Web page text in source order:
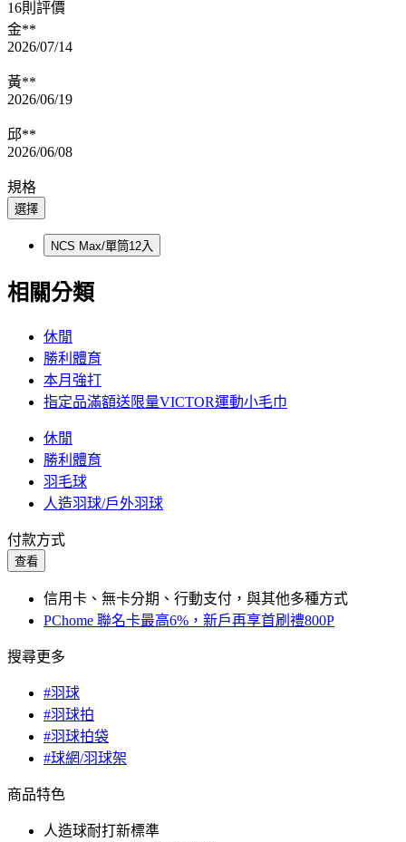
16則評價
金**
2026/07/14
黃**
2026/06/19
邱**
2026/06/08
規格
選擇
NCS Max/單筒12入
相關分類
休閒
勝利體育
本月強打
指定品滿額送限量VICTOR運動小毛巾
休閒
勝利體育
羽毛球
人造羽球/戶外羽球
付款方式
查看
信用卡、無卡分期、行動支付，與其他多種方式
PChome 聯名卡最高6%，新戶再享首刷禮800P
搜尋更多
#羽球
#羽球拍
#羽球拍袋
#球網/羽球架
商品特色
人造球耐打新標準